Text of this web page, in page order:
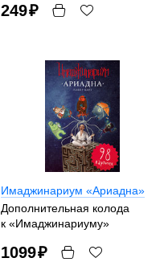
249₽
Имаджинариум «Ариадна»
Дополнительная колода
к «Имаджинариуму»
1099₽